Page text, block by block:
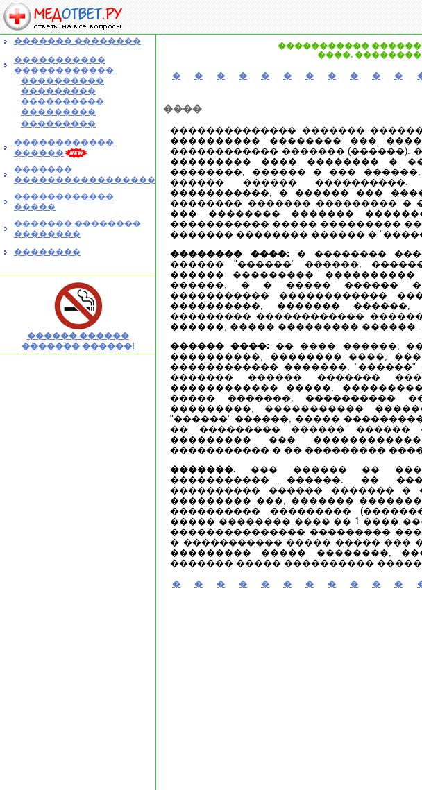
������� ��������
�����������
������������
����������
���������
����������
���������
���������
������������
������
�������
�����������������
������������
�����
������� ��������
��������
��������
������ ������
������� ������!
�����������
����.
� � � � � � � � � � �
����
�������������� �������
���������� �������� ���
������������ ������� (������).
��������� ���� �������� �
��������, ������ � ���
������ ������
�����������, � ������ ���
�������� ������� ��������� �
��� �������� �������
����������� ����� ���������
������� �������� ������ �
�������� ����: � ��������
������ "������" ������,
������ ���������.
������, � � ����� ������ �
����������� ������������
����������, �������
��������� ������������
������, ����� ��������� ������.
������ ����: �� ���� ������,
����������, �������� ����,
������������ �������,
������� ������ �������
������������ �����,
����� �������, ����������
���������, �����������
"������" ������, �����
�� ��������� ������ ������
��������� ���
����������� � �� ���������
�������. ��� ������ ��
����������� ������. ��
���������� ������ ������� �
��������� ���, �������
���������� ���������
����� �������� ���� �� 1 ����
��������������� ���������
� ����������� ����� ����� ���
��������� ����� ��������,
������� ����� ����������
� � � � � � � � � � �